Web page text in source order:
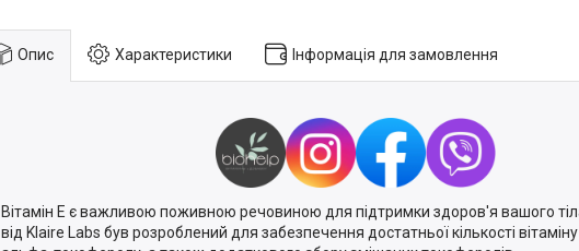
Опис Характеристики Інформація для замовлення
Вітамін Е є важливою поживною речовиною для підтримки здоров'я вашого
від Klaire Labs був розроблений для забезпечення достатньої кількості